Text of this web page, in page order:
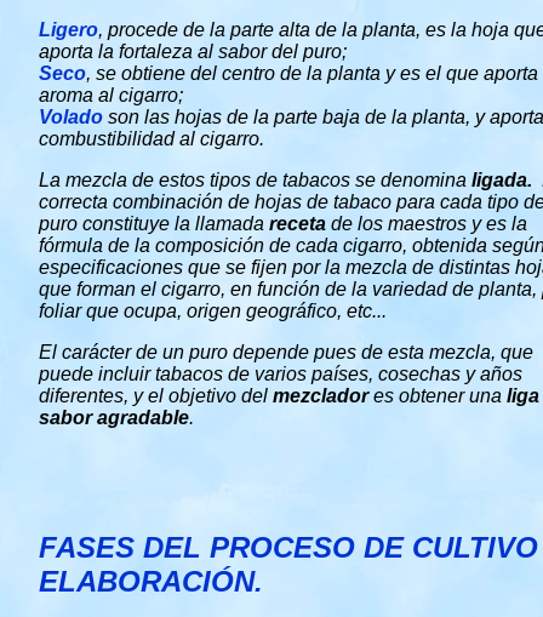
Ligero, procede de la parte alta de la planta, es la hoja
aporta la fortaleza al sabor del puro;
Seco, se obtiene del centro de la planta y es el que aporta
aroma al cigarro;
Volado son las hojas de la parte baja de la planta, y
combustibilidad al cigarro.
La mezcla de estos tipos de tabacos se denomina ligada.
correcta combinación de hojas de tabaco para cada tipo
puro constituye la llamada receta de los maestros y es la
fórmula de la composición de cada cigarro, obtenida
especificaciones que se fijen por la mezcla de distintas
que forman el cigarro, en función de la variedad de planta,
foliar que ocupa, origen geográfico, etc...
El carácter de un puro depende pues de esta mezcla, que
puede incluir tabacos de varios países, cosechas y años
diferentes, y el objetivo del mezcladores obtener una liga
sabor agradable.
FASES DEL PROCESO DE
ELABORACIÓN.